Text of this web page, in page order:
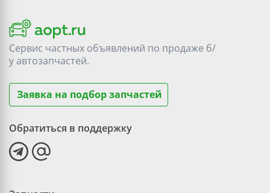
Сервис частных объявлений по продаже б/
уавтозапчастей.
Заявка на подбор запчастей
Обратиться в поддержку